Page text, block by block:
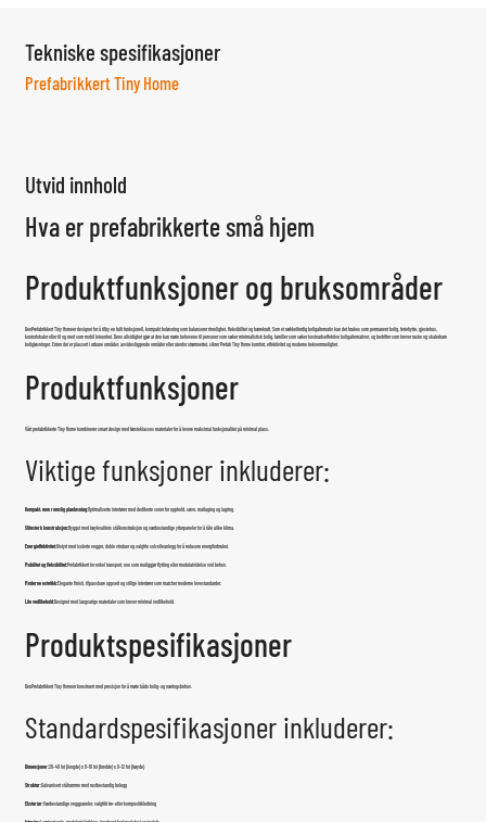
Tekniske spesifikasjoner
Prefabrikkert Tiny Home
Utvid innhold
Hva er prefabrikkerte små hjem
Produktfunksjoner og bruksområder
DenPrefabrikkert Tiny Homeer designet for å tilby en fullt funksjonell, kompakt boløsning som balanserer rimelighet, fleksibilitet og bærekraft. Som et nøkkelferdig boligalternativ kan det brukes som permanent bolig, feriehytte, gjestehus,
kontorlokaler eller til og med som mobil leieenhet. Dens allsidighet gjør at den kan møte behovene til personer som søker minimalistisk bolig, familier som søker kostnadseffektive boligalternativer, og bedrifter som krever raske og skalerbare
boligløsninger. Enten det er plassert i urbane områder, avsidesliggende områder eller utenfor strømnettet, sikrer Prefab Tiny Home komfort, effektivitet og moderne bekvemmelighet.
Produktfunksjoner
Vårt prefabrikkerte Tiny Home kombinerer smart design med førsteklasses materialer for å levere maksimal funksjonalitet på minimal plass.
Viktige funksjoner inkluderer:
Kompakt, men romslig planløsning:Optimaliserte interiører med dedikerte soner for opphold, søvn, matlaging og lagring.
Slitesterk konstruksjon:Bygget med høykvalitets stålkonstruksjon og værbestandige ytterpaneler for å tåle ulike klima.
Energieffektivitet:Utstyrt med isolerte vegger, doble vinduer og valgfrie solcelleanlegg for å redusere energiforbruket.
Mobilitet og fleksibilitet:Prefabrikkert for enkel transport, noe som muliggjør flytting eller modulutvidelse ved behov.
Moderne estetikk:Elegante finish, tilpassbare oppsett og stilige interiører som matcher moderne levestandarder.
Lite vedlikehold:Designet med langvarige materialer som krever minimal vedlikehold.
Produktspesifikasjoner
DenPrefabrikkert Tiny Homeer konstruert med presisjon for å møte både bolig- og næringsbehov.
Standardspesifikasjoner inkluderer:
Dimensjoner:20–40 fot (lengde) x 8–10 fot (bredde) x 9–12 fot (høyde)
Struktur:Galvanisert stålramme med rustbestandig belegg
Eksteriør:Værbestandige veggpaneler, valgfritt tre- eller komposittkledning